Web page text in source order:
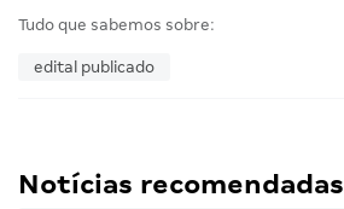
Tudo que sabemos sobre:
edital publicado
Notícias recomendadas